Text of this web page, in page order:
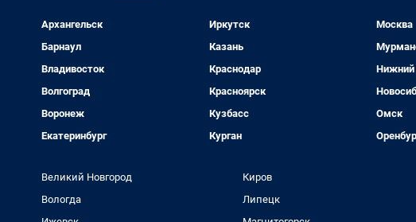
Архангельск
Барнаул
Владивосток
Волгоград
Воронеж
Екатеринбург
Иркутск
Казань
Краснодар
Красноярск
Кузбасс
Курган
Москва
Нижний
Омск
Великий Новгород
Вологда
Киров
Липецк